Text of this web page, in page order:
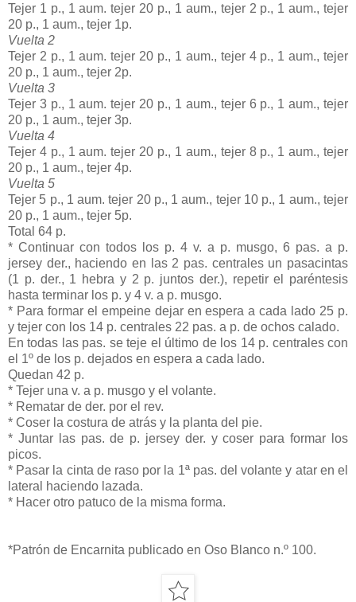
Tejer 1 p., 1 aum. tejer 20 p., 1 aum., tejer 2 p., 1 aum., tejer
20 p., 1 aum., tejer 1p.
Vuelta 2
Tejer 2 p., 1 aum. tejer 20 p., 1 aum., tejer 4 p., 1 aum., tejer
20 p., 1 aum., tejer 2p.
Vuelta 3
Tejer 3 p., 1 aum. tejer 20 p., 1 aum., tejer 6 p., 1 aum., tejer
20 p., 1 aum., tejer 3p.
Vuelta 4
Tejer 4 p., 1 aum. tejer 20 p., 1 aum., tejer 8 p., 1 aum., tejer
20 p., 1 aum., tejer 4p.
Vuelta 5
Tejer 5 p., 1 aum. tejer 20 p., 1 aum., tejer 10 p., 1 aum., tejer
20 p., 1 aum., tejer 5p.
Total 64 p.
* Continuar con todos los p. 4 v. a p. musgo, 6 pas. a p.
jersey der., haciendo en las 2 pas. centrales un pasacintas
(1 p. der., 1 hebra y 2 p. juntos der.), repetir el paréntesis
hasta terminar los p. y 4 v. a p. musgo.
* Para formar el empeine dejar en espera a cada lado 25 p.
y tejer con los 14 p. centrales 22 pas. a p. de ochos calado.
En todas las pas. se teje el último de los 14 p. centrales con
el 1º de los p. dejados en espera a cada lado.
Quedan 42 p.
* Tejer una v. a p. musgo y el volante.
* Rematar de der. por el rev.
* Coser la costura de atrás y la planta del pie.
* Juntar las pas. de p. jersey der. y coser para formar los
picos.
* Pasar la cinta de raso por la 1ª pas. del volante y atar en el
lateral haciendo lazada.
* Hacer otro patuco de la misma forma.
*Patrón de Encarnita publicado en Oso Blanco n.º 100.